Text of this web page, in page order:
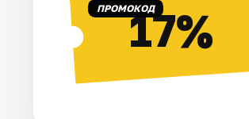
ПРОМОКОД17%